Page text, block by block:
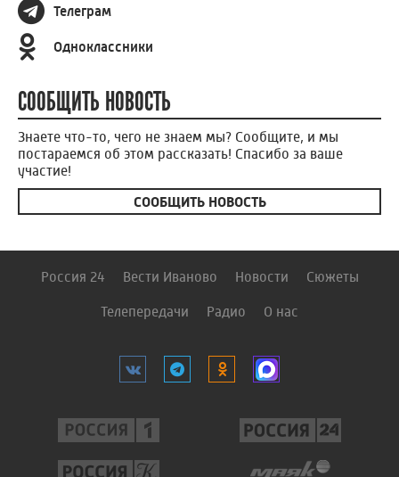
Телеграм
Одноклассники
СООБЩИТЬ НОВОСТЬ
Знаете что-то, чего не знаем мы? Сообщите, и мы
постараемся об этом рассказать! Спасибо за ваше
участие!
СООБЩИТЬ НОВОСТЬ
Россия 24 Вести Иваново Новости Сюжеты
Телепередачи Радио О нас